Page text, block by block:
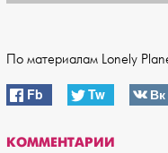
По материалам Lonely
Fb Tw Вк
КОММЕНТАРИИ